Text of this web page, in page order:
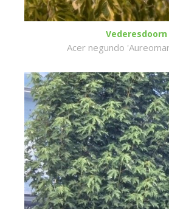
Vederesdoorn
Acer negundo